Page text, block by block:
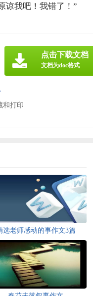
谅我吧！我错了！”
和打印
点击下载文档
文档为doc格式
选老师感动的事作文3篇